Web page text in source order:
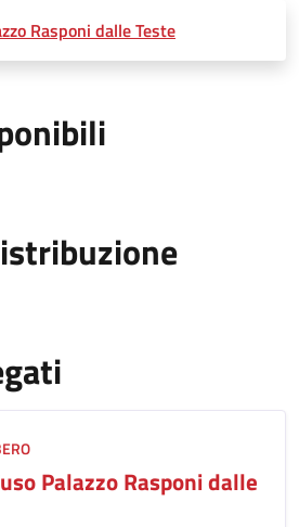
Rasponi dalle Teste
Palazzo Rasponi dalle